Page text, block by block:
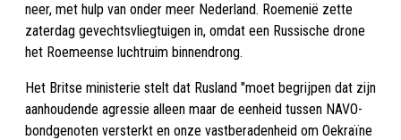
neer, met hulp van onder meer Nederland. Roemenië zette
zaterdag gevechtsvliegtuigen in, omdat een Russische drone
het Roemeense luchtruim binnendrong.
Het Britse ministerie stelt dat Rusland "moet begrijpen dat zijn
aanhoudende agressie alleen maar de eenheid tussen NAVO-
bondgenoten versterkt en onze vastberadenheid om Oekraïne